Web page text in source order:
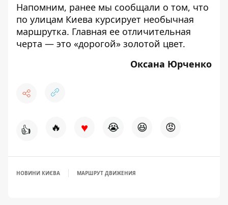
Напомним, ранее мы сообщали о том, что
по улицам Киева курсирует необычная
маршрутка. Главная ее отличительная
черта — это «дорогой» золотой цвет.
Оксана Юрченко
👍 🔥 ♥ 😭 😆 😡
НОВИНИ КИЄВА МАРШРУТ ДВИЖЕНИЯ